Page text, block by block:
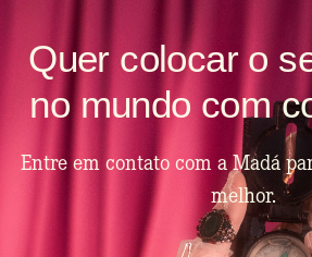
Quer colocar o
no mundo com
Entre em contato com a Madá
melhor.